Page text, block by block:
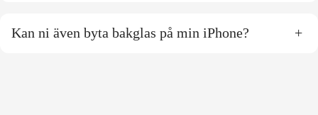
Kan ni även byta bakglas på min iPhone? +